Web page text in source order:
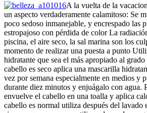
A la vuelta de la
un aspecto verdaderamente calamitoso: Se
poco sedoso inmanejable, y encrespado las
estropajoso con pérdida de color La
piscina, el aire seco, la sal marina son los
momento de realizar una puesta a punto
hidratante que sea el más apropiado al
cabello es seco aplica una mascarilla
vez por semana especialmente en medios y
durante diez minutos y enjuágalo con agua.
envuelve el cabello en una toalla y aplica
cabello es normal utiliza después del lavado